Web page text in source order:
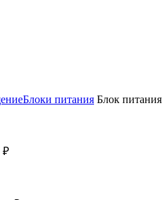
Блоки питания Блок питания
₽